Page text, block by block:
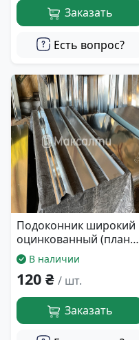
Заказать
Есть вопрос?
Подоконник широкий
оцинкованный (планка
20 см)В наличии
120 ₴ / шт.
Заказать